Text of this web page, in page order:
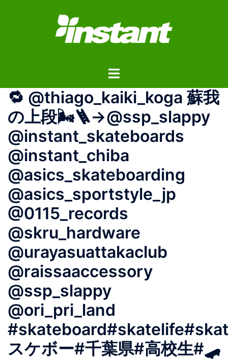
ス
ト
ル
メ
ニ
ュ
ー
🔁 @thiago_kaiki_koga 蘇我
の上段🌬️🪜→@ssp_slappy
@instant_skateboards
@instant_chiba
@asics_skateboarding
@asics_sportstyle_jp
@0115_records
@skru_hardware
@urayasuattakaclub
@raissaaccessory
@ssp_slappy
@ori_pri_land
スケボー#千葉県#高校生#🛹